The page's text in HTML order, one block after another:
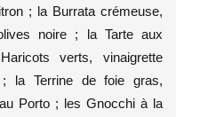
; la Burrata crémeuse,
noire ; la Tarte aux
verts, vinaigrette
la Terrine de foie gras,
Porto ; les Gnocchi à la